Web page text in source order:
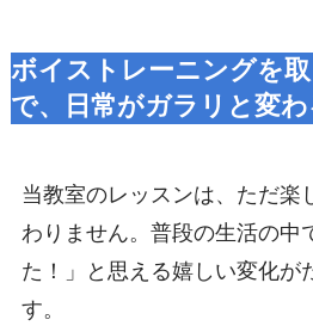
ボイストレーニングを
で、日常がガラリと変
当教室のレッスンは、ただ楽
わりません。普段の生活の中
た！」と思える嬉しい変化が
す。